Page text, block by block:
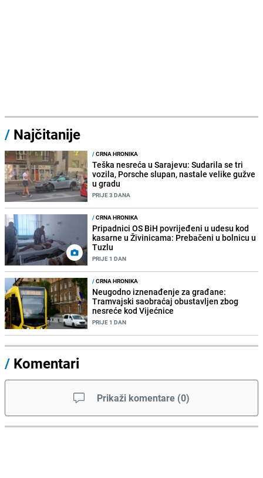
/ Najčitanije
/CRNA HRONIKA
Teška nesreća u Sarajevu: Sudarila se tri
vozila, Porsche slupan, nastale velike gužve
u gradu
PRIJE 3 DANA
/CRNA HRONIKA
Pripadnici OS BiH povrijeđeni u udesu kod
kasarne u Živinicama: Prebačeni u bolnicu u
Tuzlu
PRIJE 1 DAN
/CRNA HRONIKA
Neugodno iznenađenje za građane:
Tramvajski saobraćaj obustavljen zbog
nesreće kod Vijećnice
PRIJE 1 DAN
/ Komentari
Prikaži komentare (0)